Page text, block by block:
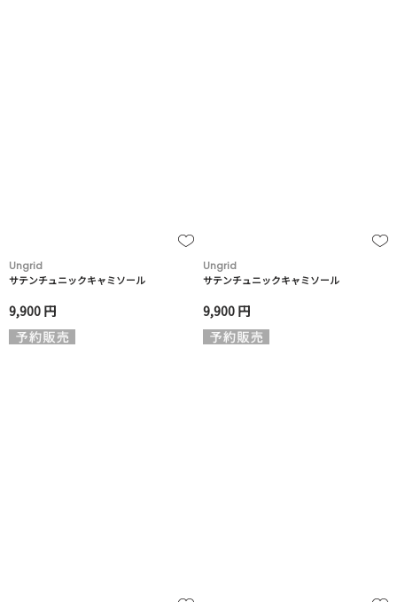
Ungrid
サテンチュニックキャミソール
9,900 円
Ungrid
サテンチュニックキャミソール
9,900 円